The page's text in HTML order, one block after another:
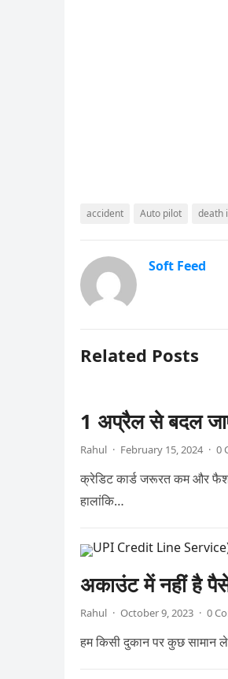
accident Auto pilot death
Soft Feed
Related Posts
1 अप्रैल से बदल
Rahul · February 15, 2024 · 0
क्रेडिट कार्ड जरूरत कम और
हालांकि…
अकाउंट में नहीं है
Rahul · October 9, 2023 · 0
हम किसी दुकान पर कुछ सामान